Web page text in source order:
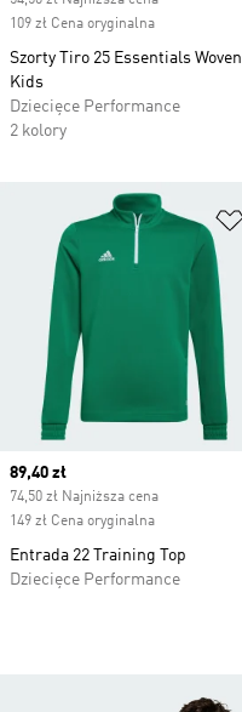
109 zł Cena oryginalna
Szorty Tiro 25 Essentials Woven
Kids
Dziecięce Performance
2 kolory
Current price
89,40 zł
74,50 zł Najniższa cena
149 zł Cena oryginalna
Entrada 22 Training Top
Dziecięce Performance